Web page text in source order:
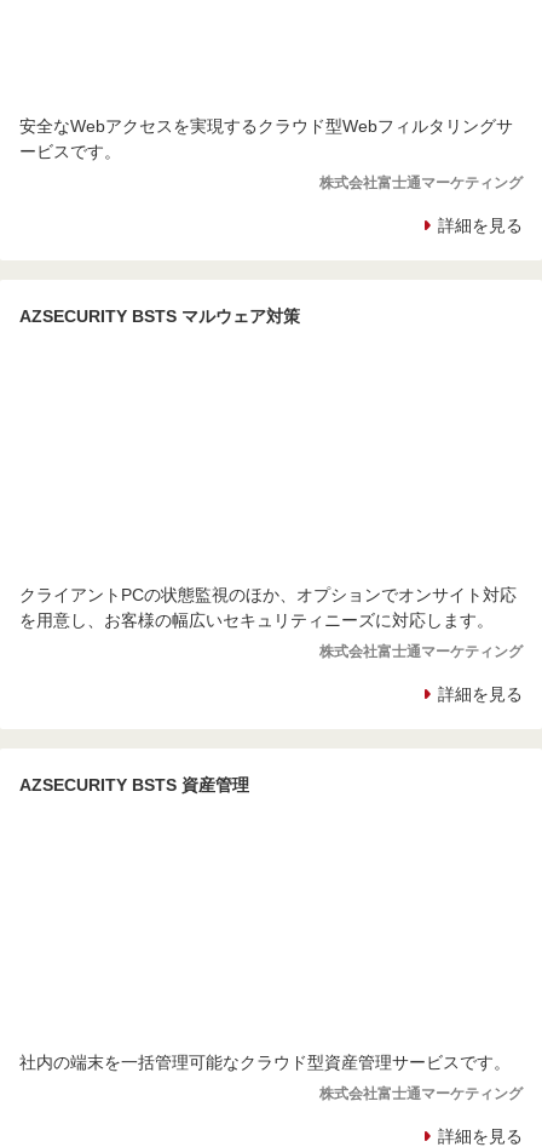
安全なWebアクセスを実現するクラウド型Webフィルタリングサ
ービスです。
株式会社富士通マーケティング
詳細を見る
AZSECURITY BSTS マルウェア対策
クライアントPCの状態監視のほか、オプションでオンサイト対応
を用意し、お客様の幅広いセキュリティニーズに対応します。
株式会社富士通マーケティング
詳細を見る
AZSECURITY BSTS 資産管理
社内の端末を一括管理可能なクラウド型資産管理サービスです。
株式会社富士通マーケティング
詳細を見る